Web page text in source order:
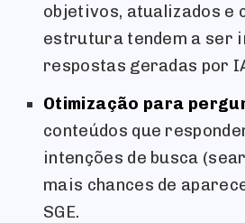
objetivos, atualizados e
estrutura tendem a ser
respostas geradas por
Otimização para
conteúdos que
intenções de busca
mais chances de
SGE.